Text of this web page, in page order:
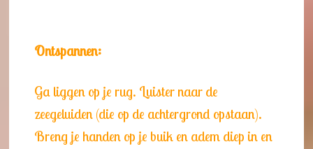
Ontspannen:
Ga liggen op je rug. Luister naar de
zeegeluiden (die op de achtergrond opstaan).
Breng je handen op je buik en adem diep in en